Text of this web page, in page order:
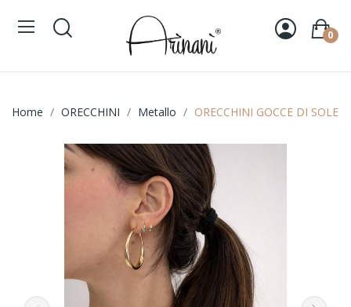
0
Home ORECCHINI Metallo ORECCHINI GOCCE DI SOLE